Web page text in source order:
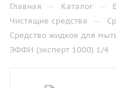
Главная — Каталог —
Чистящие средства —
Средство жидкое для
ЭФФИ (эксперт 1000) 1/4